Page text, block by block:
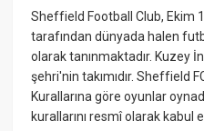
Sheffield Football Club, Ekim
tarafından dünyada halen
olarak tanınmaktadır. Kuzey
şehri'nin takımıdır. Sheffield
Kurallarına göre oyunlar
kurallarını resmî olarak kabul